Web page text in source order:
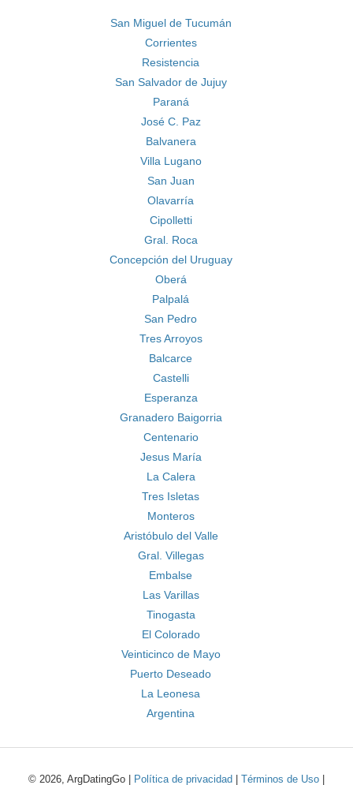
San Miguel de Tucumán
Corrientes
Resistencia
San Salvador de Jujuy
Paraná
José C. Paz
Balvanera
Villa Lugano
San Juan
Olavarría
Cipolletti
Gral. Roca
Concepción del Uruguay
Oberá
Palpalá
San Pedro
Tres Arroyos
Balcarce
Castelli
Esperanza
Granadero Baigorria
Centenario
Jesus María
La Calera
Tres Isletas
Monteros
Aristóbulo del Valle
Gral. Villegas
Embalse
Las Varillas
Tinogasta
El Colorado
Veinticinco de Mayo
Puerto Deseado
La Leonesa
Argentina
© 2026, ArgDatingGo | Política de privacidad Términos de Uso